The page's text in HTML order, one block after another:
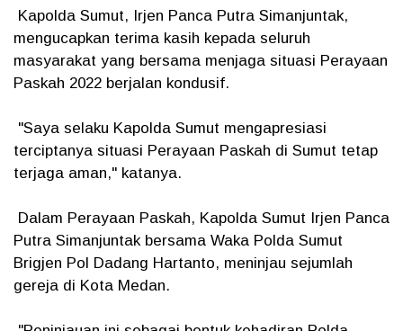
Kapolda Sumut, Irjen Panca Putra Simanjuntak,
mengucapkan terima kasih kepada seluruh
masyarakat yang bersama menjaga situasi Perayaan
Paskah 2022 berjalan kondusif.
"Saya selaku Kapolda Sumut mengapresiasi
terciptanya situasi Perayaan Paskah di Sumut tetap
terjaga aman," katanya.
Dalam Perayaan Paskah, Kapolda Sumut Irjen Panca
Putra Simanjuntak bersama Waka Polda Sumut
Brigjen Pol Dadang Hartanto, meninjau sejumlah
gereja di Kota Medan.